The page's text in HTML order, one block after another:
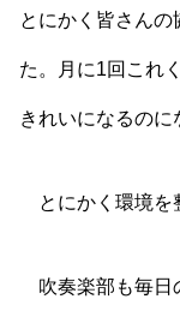
とにかく皆さん
た。月に1回これ
きれいになるのに
とにかく環境を
吹奏楽部も毎日